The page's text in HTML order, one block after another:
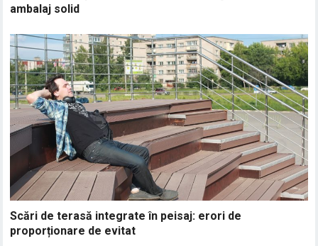
ambalaj solid
Scări de terasă integrate în peisaj: erori de
proporționare de evitat